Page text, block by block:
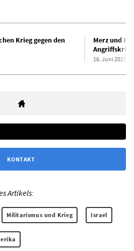
Krieg gegen den
Merz und
Angriffskrieg
16. Juni 2025
KONTAKT
Artikels:
Militarismus und Krieg Israel